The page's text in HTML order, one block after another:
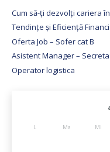
Cum să-ți dezvolți cariera
Tendințe și Eficiență
Oferta Job – Sofer cat B
Asistent Manager –
Operator logistica
L Ma Mi